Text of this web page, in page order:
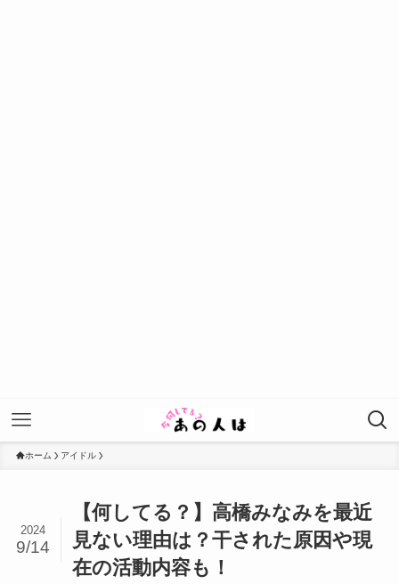
ホーム アイドル
【何してる？】高橋みなみを最近
見ない理由は？干された原因や現
在の活動内容も！
2024
9/14